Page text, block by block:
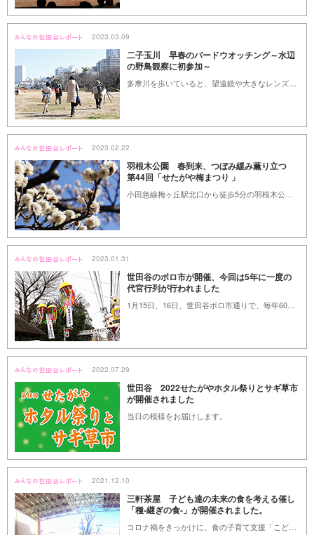
2023.03.09
二子玉川 早春のバードウオッチング～水辺
の野鳥観察に初参加～
2023.02.22
羽根木公園 春到来、つぼみ緩み薫り立つ
第44回「せたがや梅まつり 」
2023.01.31
世田谷のボロ市が開催、今回は5年に一度の
代官行列が行われました
2022.07.29
世田谷 2022せたがやホタル祭りとサギ草市
が開催されました
当日の模様をお届けします。
2021.12.10
三軒茶屋 子ども達の未来の食を考える催し
「種‐継ぎの食‐」が開催されました。